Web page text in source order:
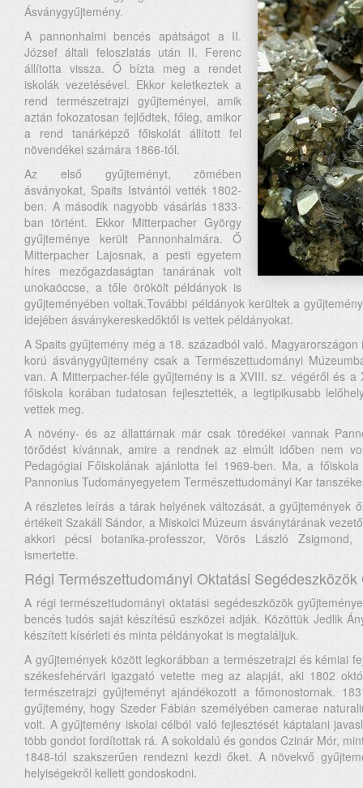
Ásványgyűjtemény.
A pannonhalmi bencés apátságot a II.
József általi feloszlatás után II. Ferenc
állította vissza. Ő bízta meg a rendet
iskolák vezetésével. Ekkor keletkeztek a
rend természetrajzi gyűjteményei, amik
aztán fokozatosan fejlődtek, főleg, amikor
a rend tanárképző főiskolát állított fel
növendékei számára 1866-tól.
Az első gyűjteményt, zömében
ásványokat, Spaits Istvántól vették 1802-
ben. A második nagyobb vásárlás 1833-
ban történt. Ekkor Mitterpacher György
gyűjteménye került Pannonhalmára. Ő
Mitterpacher Lajosnak, a pesti egyetem
híres mezőgazdaságtan tanárának volt
unokaöccse, a tőle örökölt példányok is
gyűjteményében voltak.További példányok kerültek a
idejében ásványkereskedőktől is vettek példányokat.
A Spaits gyűjtemény még a 18. századból való.
korú ásványgyűjtemény csak a Természettudományi
van. A Mitterpacher-féle gyűjtemény is a XVIII. sz. végéről és a
főiskola korában tudatosan fejlesztették, a legtipikusabb
vettek meg.
A növény- és az állattárnak már csak töredékei vannak
törődést kívánnak, amire a rendnek az elmúlt időben nem
Pedagógiai Főiskolának ajánlotta fel 1969-ben. Ma, a
Pannonius Tudományegyetem Természettudományi Kar
A részletes leírás a tárak helyének változását, a gyűjtemények
értékeit Szakáll Sándor, a Miskolci Múzeum ásványtárának
akkori pécsi botanika-professzor, Vörös László
ismertette.
Régi Természettudományi Oktatási
A régi természettudományi oktatási segédeszközök
bencés tudós saját készítésű eszközei adják. Közöttük Jedlik
készített kísérleti és minta példányokat is megtaláljuk.
A gyűjtemények között legkorábban a természetrajzi és kémiai
székesfehérvári igazgató vetette meg az alapját, aki 1802
természetrajzi gyűjteményt ajándékozott a főmonostornak.
gyűjtemény, hogy Szeder Fábián személyében camerae
volt. A gyűjtemény iskolai célból való fejlesztését káptalani
több gondot fordítottak rá. A sokoldalú és gondos Czinár Mór,
1848-tól szakszerűen rendezni kezdi őket. A növekvő
helyiségekről kellett gondoskodni.